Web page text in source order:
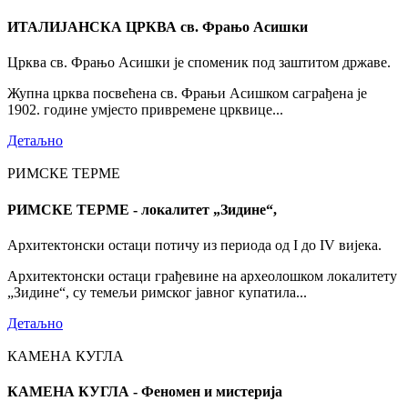
ИТАЛИЈАНСКА ЦРКВА св. Фрањо Асишки
Црква св. Фрањо Асишки је споменик под заштитом државе.
Жупна црква посвећена св. Фрањи Асишком саграђена је
1902. године умјесто привремене црквице...
Детаљно
РИМСКЕ ТЕРМЕ
РИМСКЕ ТЕРМЕ - локалитет „Зидине“,
Архитектонски остаци потичу из периода од I до IV вијека.
Архитектонски остаци грађевине на археолошком локалитету
„Зидине“, су темељи римског јавног купатила...
Детаљно
КАМЕНА КУГЛА
КАМЕНА КУГЛА - Феномен и мистерија